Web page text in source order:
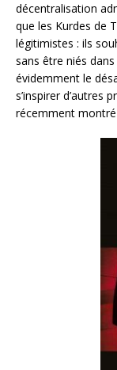
décentralisation
que les Kurdes de
légitimistes : ils
sans être niés
évidemment le
s’inspirer d’autres
récemment montré